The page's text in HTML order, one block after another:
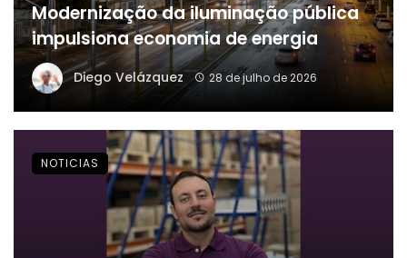
Modernização da iluminação pública
impulsiona economia de energia
Diego Velázquez 28 de julho de 2026
NOTICIAS